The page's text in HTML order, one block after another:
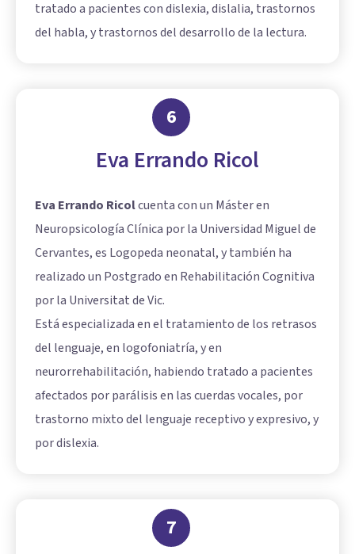
tratado a pacientes con dislexia, dislalia, trastornos
del habla, y trastornos del desarrollo de la lectura.
6
Eva Errando Ricol
Eva Errando Ricolcuenta con un Máster en
Neuropsicología Clínica por la Universidad Miguel de
Cervantes, es Logopeda neonatal, y también ha
realizado un Postgrado en Rehabilitación Cognitiva
por la Universitat de Vic.
Está especializada en el tratamiento de los retrasos
del lenguaje, en logofoniatría, y en
neurorrehabilitación, habiendo tratado a pacientes
afectados por parálisis en las cuerdas vocales, por
trastorno mixto del lenguaje receptivo y expresivo, y
por dislexia.
7